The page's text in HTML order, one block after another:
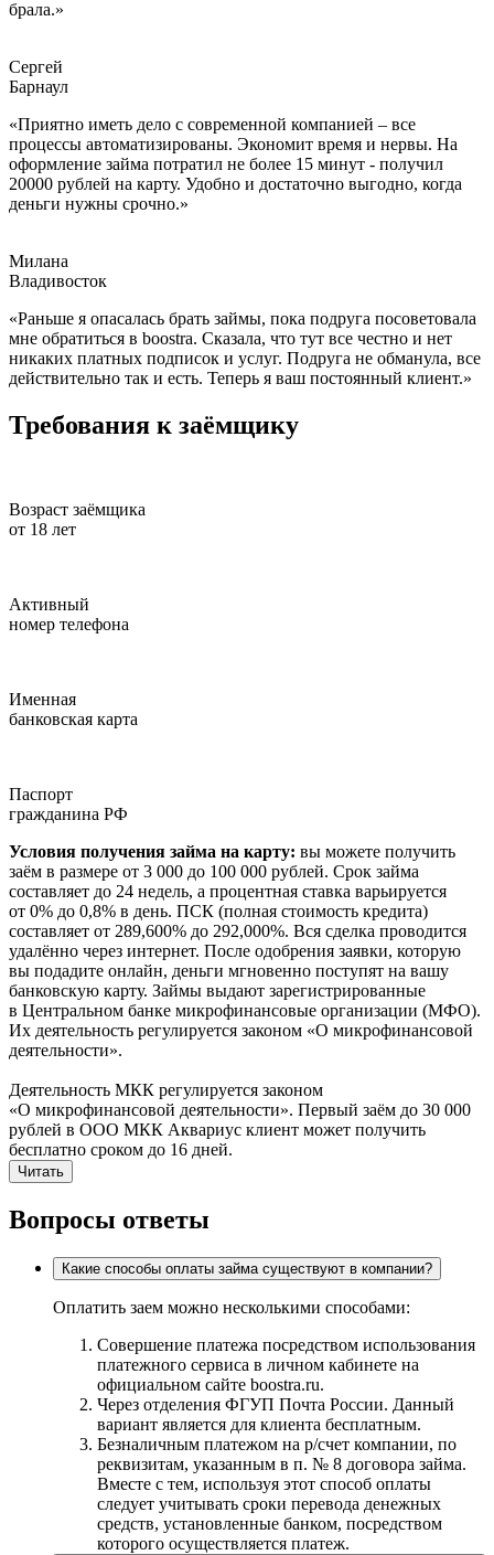
брала.»
Сергей
Барнаул
«Приятно иметь дело с современной компанией – все
процессы автоматизированы. Экономит время и нервы. На
оформление займа потратил не более 15 минут - получил
20000 рублей на карту. Удобно и достаточно выгодно, когда
деньги нужны срочно.»
Милана
Владивосток
«Раньше я опасалась брать займы, пока подруга посоветовала
мне обратиться в boostra. Сказала, что тут все честно и нет
никаких платных подписок и услуг. Подруга не обманула, все
действительно так и есть. Теперь я ваш постоянный клиент.»
Требования к заёмщику
Возраст заёмщика
от 18 лет
Активный
номер телефона
Именная
банковская карта
Паспорт
гражданина РФ
Условия получения займа на карту: вы можете получить
заём в размере от 3 000 до 100 000 рублей. Срок займа
составляет до 24 недель, а процентная ставка варьируется
от 0% до 0,8% в день. ПСК (полная стоимость кредита)
составляет от 289,600% до 292,000%. Вся сделка проводится
удалённо через интернет. После одобрения заявки, которую
вы подадите онлайн, деньги мгновенно поступят на вашу
банковскую карту. Займы выдают зарегистрированные
в Центральном банке микрофинансовые организации (МФО).
Их деятельность регулируется законом «О микрофинансовой
деятельности».
Деятельность МКК регулируется законом
«О микрофинансовой деятельности». Первый заём до 30 000
рублей в ООО МКК Аквариус клиент может получить
бесплатно сроком до 16 дней.
Читать
Вопросы ответы
Какие способы оплаты займа существуют в компании?
Оплатить заем можно несколькими способами:
Совершение платежа посредством использования
платежного сервиса в личном кабинете на
официальном сайте boostra.ru.
Через отделения ФГУП Почта России. Данный
вариант является для клиента бесплатным.
Безналичным платежом на р/счет компании, по
реквизитам, указанным в п. № 8 договора займа.
Вместе с тем, используя этот способ оплаты
следует учитывать сроки перевода денежных
средств, установленные банком, посредством
которого осуществляется платеж.